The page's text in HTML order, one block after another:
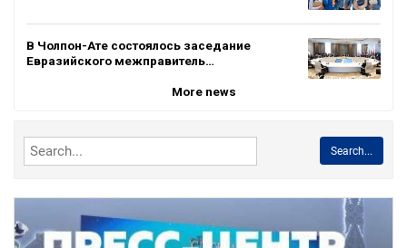
В Чолпон-Ате состоялось заседание
Евразийского межправитель…
More news
Search...